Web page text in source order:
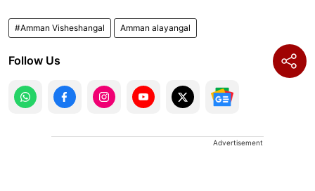
#Amman Visheshangal Amman alayangal
Follow Us
Advertisement